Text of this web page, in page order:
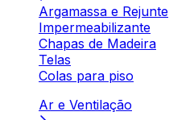
Argamassa e Rejunte
Impermeabilizante
Chapas de Madeira
Telas
Colas para piso
Ar e Ventilação